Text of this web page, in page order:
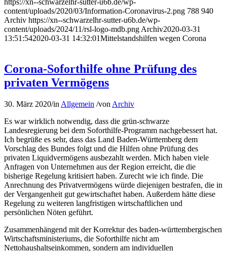
content/uploads/2020/03/Information-Coronavirus-2.png 788 940
Archiv https://xn--schwarzelhr-sutter-u6b.de/wp-
content/uploads/2024/11/rsl-logo-mdb.png Archiv2020-03-31
13:51:542020-03-31 14:32:01Mittelstandshilfen wegen Corona
Corona-Soforthilfe ohne Prüfung des
privaten Vermögens
30. März 2020/in Allgemein /von Archiv
Es war wirklich notwendig, dass die grün-schwarze
Landesregierung bei dem Soforthilfe-Programm nachgebessert hat.
Ich begrüße es sehr, dass das Land Baden-Württemberg dem
Vorschlag des Bundes folgt und die Hilfen ohne Prüfung des
privaten Liquidvermögens ausbezahlt werden. Mich haben viele
Anfragen von Unternehmen aus der Region erreicht, die die
bisherige Regelung kritisiert haben. Zurecht wie ich finde. Die
Anrechnung des Privatvermögens würde diejenigen bestrafen, die in
der Vergangenheit gut gewirtschaftet haben. Außerdem hätte diese
Regelung zu weiteren langfristigen wirtschaftlichen und
persönlichen Nöten geführt.
Zusammenhängend mit der Korrektur des baden-württembergischen
Wirtschaftsministeriums, die Soforthilfe nicht am
Nettohaushaltseinkommen, sondern am individuellen